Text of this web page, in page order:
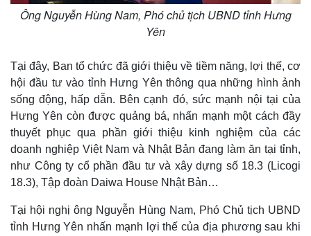
Ông Nguyễn Hùng Nam, Phó chủ tịch UBND tỉnh Hưng
Yên
Tại đây, Ban tổ chức đã giới thiệu về tiềm năng, lợi thế, cơ
hội đầu tư vào tỉnh Hưng Yên thông qua những hình ảnh
sống động, hấp dẫn. Bên cạnh đó, sức mạnh nội tại của
Hưng Yên còn được quảng bá, nhấn mạnh một cách đầy
thuyết phục qua phần giới thiệu kinh nghiệm của các
doanh nghiệp Việt Nam và Nhật Bản đang làm ăn tại tỉnh,
như Công ty cổ phần đầu tư và xây dựng số 18.3 (Licogi
18.3), Tập đoàn Daiwa House Nhật Bản…
Tại hội nghị ông Nguyễn Hùng Nam, Phó Chủ tịch UBND
tỉnh Hưng Yên nhấn mạnh lợi thế của địa phương sau khi